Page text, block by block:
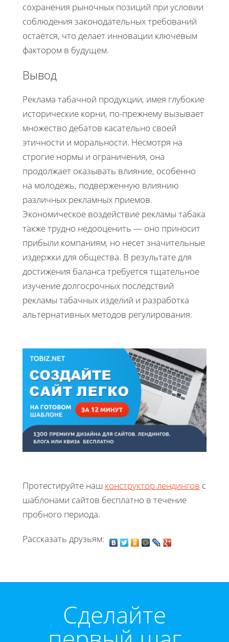
сохранения рыночных позиций при условии
соблюдения законодательных требований
остаётся, что делает инновации ключевым
фактором в будущем.
Вывод
Реклама табачной продукции, имея глубокие
исторические корни, по-прежнему вызывает
множество дебатов касательно своей
этичности и моральности. Несмотря на
строгие нормы и ограничения, она
продолжает оказывать влияние, особенно
на молодежь, подверженную влиянию
различных рекламных приемов.
Экономическое воздействие рекламы табака
также трудно недооценить — оно приносит
прибыли компаниям, но несет значительные
издержки для общества. В результате для
достижения баланса требуется тщательное
изучение долгосрочных последствий
рекламы табачных изделий и разработка
альтернативных методов регулирования.
Протестируйте наш конструктор лендингов с
шаблонами сайтов бесплатно в течение
пробного периода.
Рассказать друзьям:
Cделайте